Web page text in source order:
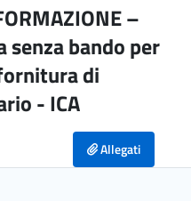
–
senza bando per
di
- ICA
Allegati